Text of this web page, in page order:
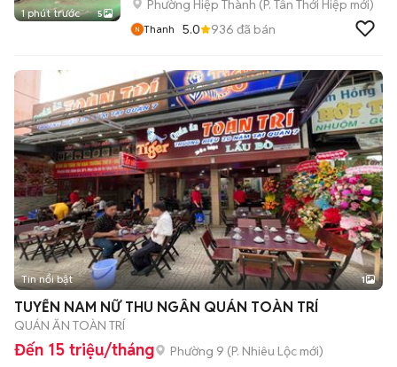
1 phút trước 5
Phường Hiệp Thành (P. Tân Thới Hiệp mới)
Thanh 5.0 936 đã bán
Tin nổi bật 1
TUYỂN NAM NỮ THU NGÂN QUÁN TOÀN TRÍ
QUÁN ĂN TOÀN TRÍ
Đến 15 triệu/tháng Phường 9 (P. Nhiêu Lộc mới)